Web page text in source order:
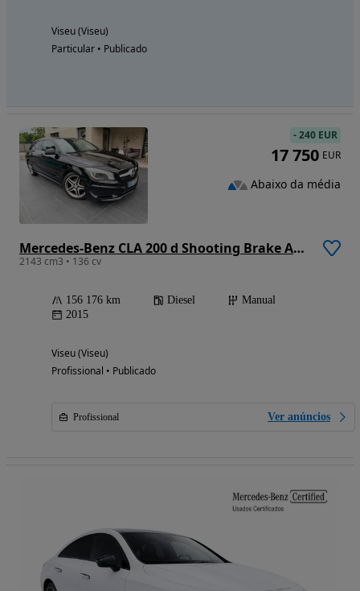
Viseu (Viseu)
Particular • Publicado
Mercedes-Benz CLA 200 d Shooting Brake AMG Line
2143 cm3 • 136 cv
156 176 km Diesel
Manual
2015
Viseu (Viseu)
Profissional • Publicado
Profissional Ver anúncios
-240 EUR
17 750 EUR
Abaixo da média